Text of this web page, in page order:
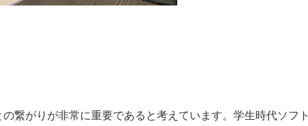
繋がりが非常に重要であると考えています。学生時代ソフト